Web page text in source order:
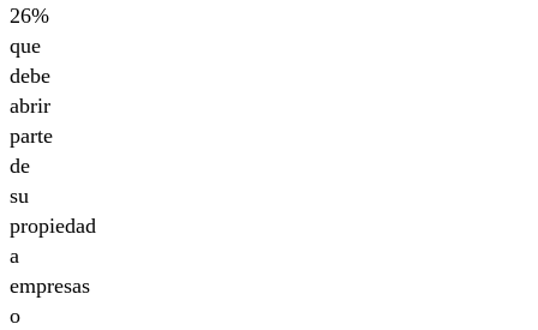
26%
que
debe
abrir
parte
de
su
propiedad
a
empresas
o